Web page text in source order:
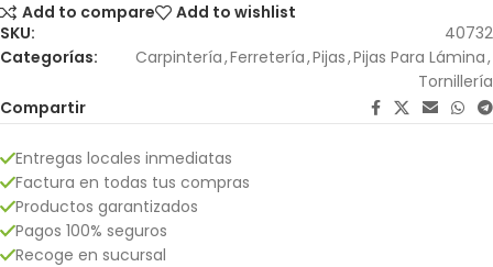
Add to compare
Add to wishlist
SKU:
40732
Categorías:
Carpintería,Ferretería,Pijas,Pijas Para Lámina,
Tornillería
Compartir
Entregas locales inmediatas
Factura en todas tus compras
Productos garantizados
Pagos 100% seguros
Recoge en sucursal